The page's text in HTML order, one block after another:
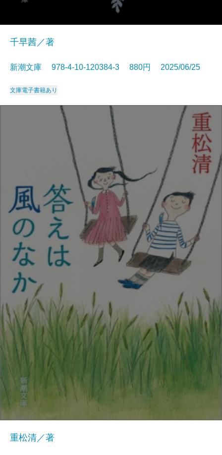
千早茜／著
新潮文庫 978-4-10-120384-3 880円 2025/06/25
文庫電子書籍あり
重松清／著